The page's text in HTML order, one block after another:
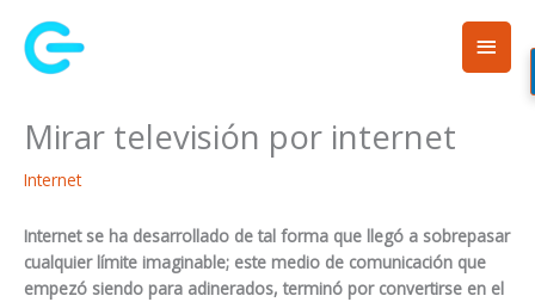
contenido
Mirar televisión por internet
Internet
Internet se ha desarrollado de tal forma que llegó a sobrepasar
cualquier límite imaginable; este medio de comunicación que
empezó siendo para adinerados, terminó por convertirse en el